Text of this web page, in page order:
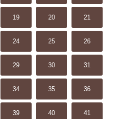
19 20 21
24 25 26
29 30 31
34 35 36
39 40 41